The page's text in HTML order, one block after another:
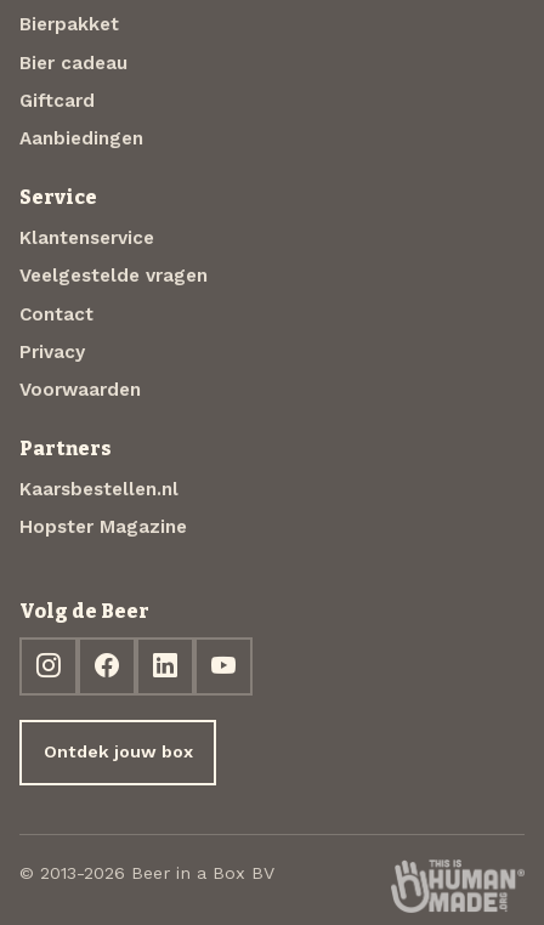
Bierpakket
Bier cadeau
Giftcard
Aanbiedingen
Service
Klantenservice
Veelgestelde vragen
Contact
Privacy
Voorwaarden
Partners
Kaarsbestellen.nl
Hopster Magazine
Volg de Beer
Ontdek jouw box
© 2013-2026 Beer in a Box BV